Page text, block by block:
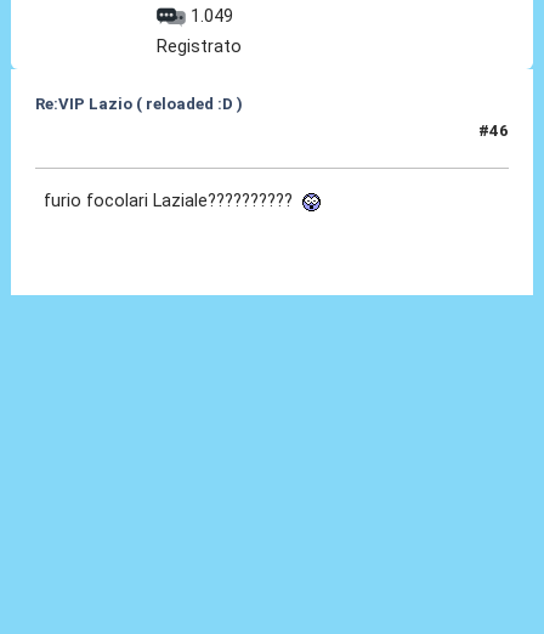
1.049
Registrato
Re:VIP Lazio ( reloaded :D )
#46
furio focolari Laziale??????????